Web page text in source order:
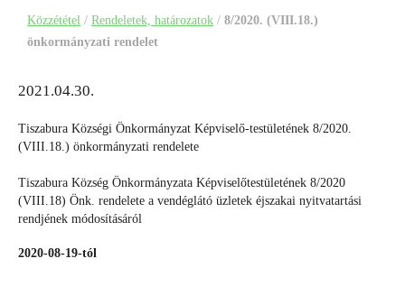
Közzététel / Rendeletek, határozatok / 8/2020. (VIII.18.)
önkormányzati rendelet
2021.04.30.
Tiszabura Községi Önkormányzat Képviselő-testületének 8/2020.
(VIII.18.) önkormányzati rendelete
Tiszabura Község Önkormányzata Képviselőtestületének 8/2020
(VIII.18) Önk. rendelete a vendéglátó üzletek éjszakai nyitvatartási
rendjének módosításáról
2020-08-19-tól